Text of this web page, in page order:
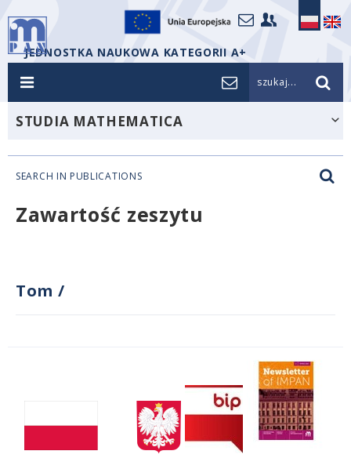
JEDNOSTKA NAUKOWA KATEGORII A+
szukaj...
STUDIA MATHEMATICA
SEARCH IN PUBLICATIONS
Zawartość zeszytu
Tom /